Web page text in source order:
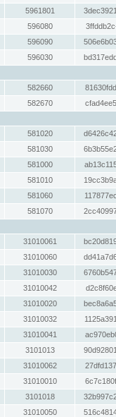
5961801
596080
596090
596030
582660
582670
581020
581030
581000
581010
581060
581070
31010061
31010060
31010030
31010042
31010020
31010032
31010041
3101013
31010062
31010010
3101018
31010050